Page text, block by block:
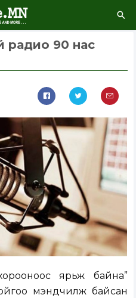
радио 90 нас
ярьж байна”
мэндчилж байсан